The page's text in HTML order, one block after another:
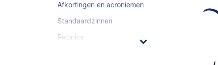
Afkortingen en acroniemen
Standaardzinnen
Retorica